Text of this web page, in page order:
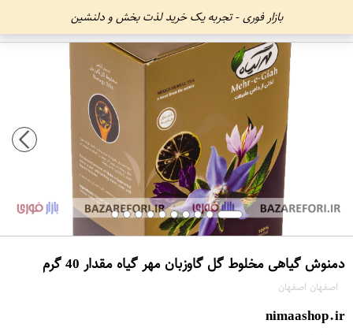
بازار فوری - تجربه یک خرید لذت بخش و دلنشین
دمنوش گیاهی مخلوط گل گاوزبان مهر گیاه مقدار 40 گرم
اصفهان اصفهان
nimaashop.ir